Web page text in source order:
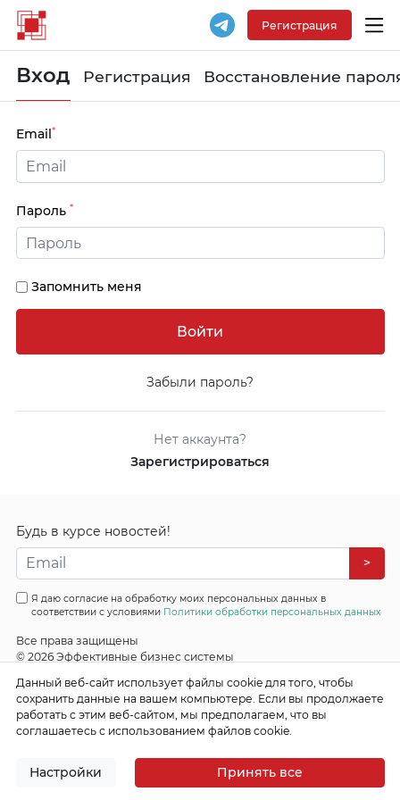
Регистрация
Вход Регистрация Восстановление
Email*
Пароль *
Запомнить меня
Забыли пароль?
Нет аккаунта?
Зарегистрироваться
Будь в курсе новостей!
>
Я даю согласие на обработку моих персональных данных в
соответствии с условиями Политики обработки персональных данных
Все права защищены
© 2026 Эффективные бизнес системы
Данный веб-сайт использует файлы cookie для того, чтобы
сохранить данные на вашем компьютере. Если вы продолжаете
работать с этим веб-сайтом, мы предполагаем, что вы
соглашаетесь с использованием файлов cookie.
Настройки Принять все